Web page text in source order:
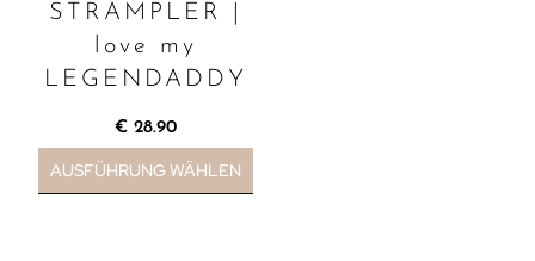
STRAMPLER |
love my
LEGENDADDY
€ 28.90
AUSFÜHRUNG WÄHLEN